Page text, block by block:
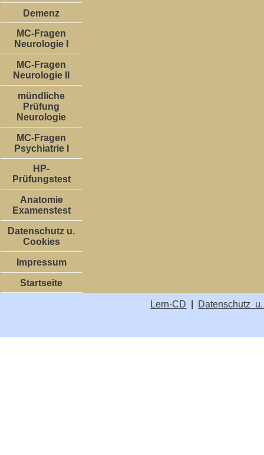
Demenz
MC-Fragen
Neurologie I
MC-Fragen
Neurologie II
mündliche
Prüfung
Neurologie
MC-Fragen
Psychiatrie I
HP-
Prüfungstest
Anatomie
Examenstest
Datenschutz u.
Cookies
Impressum
Startseite
Lern-CD Datenschutz